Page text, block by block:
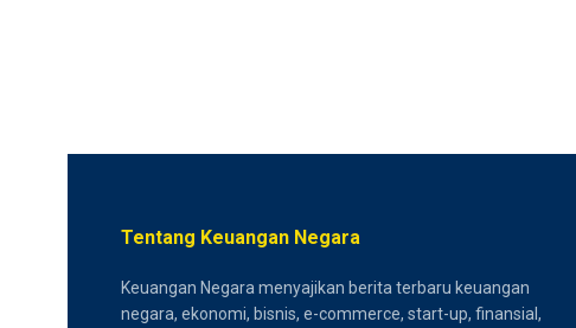
Tentang Keuangan Negara
Keuangan Negara menyajikan berita terbaru keuangan
negara, ekonomi, bisnis, e-commerce, start-up, finansial,